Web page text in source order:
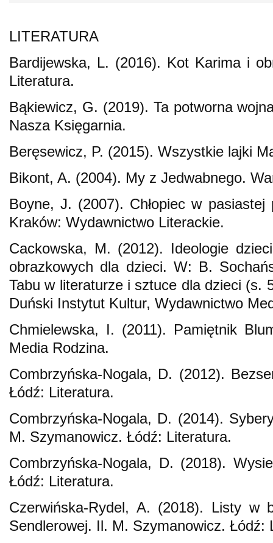
LITERATURA
Bardijewska, L. (2016). Kot Karima i
Literatura.
Bąkiewicz, G. (2019). Ta potworna
Nasza Księgarnia.
Beręsewicz, P. (2015). Wszystkie lajki
Bikont, A. (2004). My z Jedwabnego.
Boyne, J. (2007). Chłopiec w pasiastej
Kraków: Wydawnictwo Literackie.
Cackowska, M. (2012). Ideologie
obrazkowych dla dzieci. W: B.
Tabu w literaturze i sztuce dla dzieci (s.
Duński Instytut Kultur, Wydawnictwo
Chmielewska, I. (2011). Pamiętnik
Media Rodzina.
Combrzyńska-Nogala, D. (2012).
Łódź: Literatura.
Combrzyńska-Nogala, D. (2014).
M. Szymanowicz. Łódź: Literatura.
Combrzyńska-Nogala, D. (2018).
Łódź: Literatura.
Czerwińska-Rydel, A. (2018). Listy w
Sendlerowej. Il. M. Szymanowicz. Łódź: